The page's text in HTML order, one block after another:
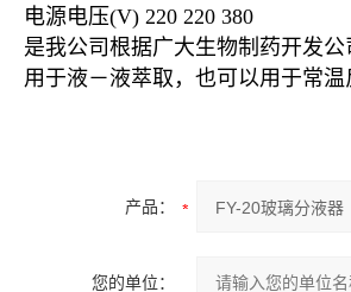
电源电压(V) 220 220 380
是我公司根据广大生物制药开发
用于液－液萃取，也可以用于常
产品：
您的单位：